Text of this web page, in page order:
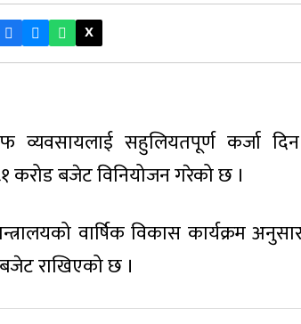
X
व्यवसायलाई सहुलियतपूर्ण कर्जा
करोड बजेट विनियोजन गरेको छ ।
वार्षिक विकास कार्यक्रम
राखिएको छ ।